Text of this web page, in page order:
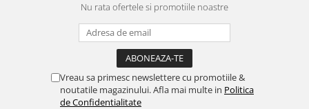
Nu rata ofertele si promotiile noastre
Vreau sa primesc newslettere cu promotiile &
noutatile magazinului. Afla mai multe in Politica
de Confidentialitate